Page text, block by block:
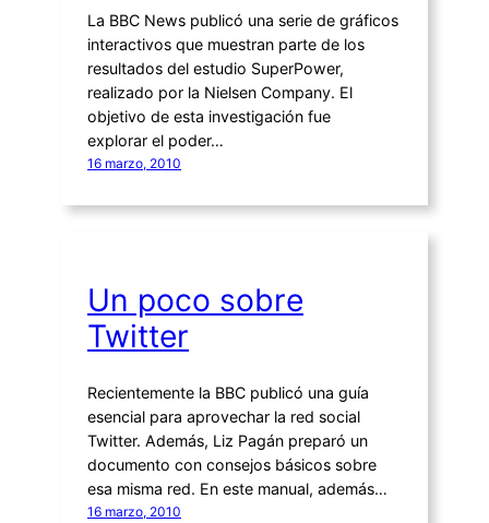
La BBC News publicó una serie de gráficos
interactivos que muestran parte de los
resultados del estudio SuperPower,
realizado por la Nielsen Company. El
objetivo de esta investigación fue
explorar el poder…
16 marzo, 2010
Un poco sobre
Twitter
Recientemente la BBC publicó una guía
esencial para aprovechar la red social
Twitter. Además, Liz Pagán preparó un
documento con consejos básicos sobre
esa misma red. En este manual, además…
16 marzo, 2010